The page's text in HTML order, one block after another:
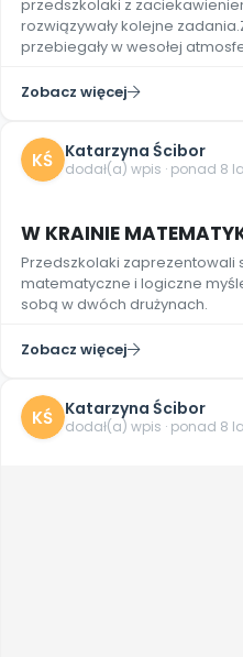
Archiwalne numery
Promocje
przedszkolaki z
rozwiązywały kolejne
przebiegały w wesołej
Zobacz więcej
KŚ Katarzyna Ścibor
dodał(a) wpis · ponad 8
W KRAINIE
Przedszkolaki zaprezentowali
matematyczne i logiczne
sobą w dwóch drużynach.
Zobacz więcej
KŚ Katarzyna Ścibor
dodał(a) wpis · ponad 8